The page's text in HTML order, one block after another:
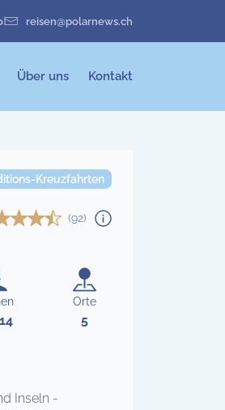
reisen@polarnews.ch
Über uns Kontakt
Kreuzfahrten
(92)
Orte
5
Inseln -